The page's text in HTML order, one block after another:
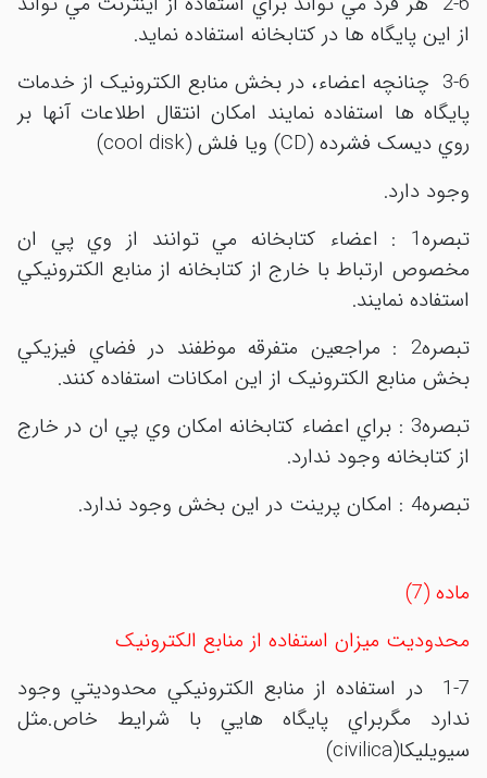
از اين پايگاه ها در کتابخانه استفاده نمايد.
3-6 چنانچه اعضاء، در بخش منابع الکترونيک از خدمات
پايگاه ها استفاده نمايند امکان انتقال اطلاعات آنها بر
روي ديسک فشرده (CD) ويا فلش (cool disk)
وجود دارد.
تبصره1 : اعضاء کتابخانه مي توانند از وي پي ان
مخصوص ارتباط با خارج از کتابخانه از منابع الکترونيکي
استفاده نمايند.
تبصره2 : مراجعين متفرقه موظفند در فضاي فيزيکي
بخش منابع الکترونيک از اين امکانات استفاده کنند.
تبصره3 : براي اعضاء کتابخانه امکان وي پي ان در خارج
از کتابخانه وجود ندارد.
تبصره4 : امکان پرينت در اين بخش وجود ندارد.
ماده (7)
محدوديت ميزان استفاده از منابع الکترونيک
1-7
در استفاده از منابع الکترونيکي محدوديتي وجود
ندارد مگربراي پايگاه هايي با شرايط خاص.مثل
سيويليکا(civilica
)